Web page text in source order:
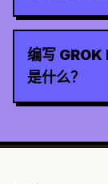
编写 GROK
是什么？